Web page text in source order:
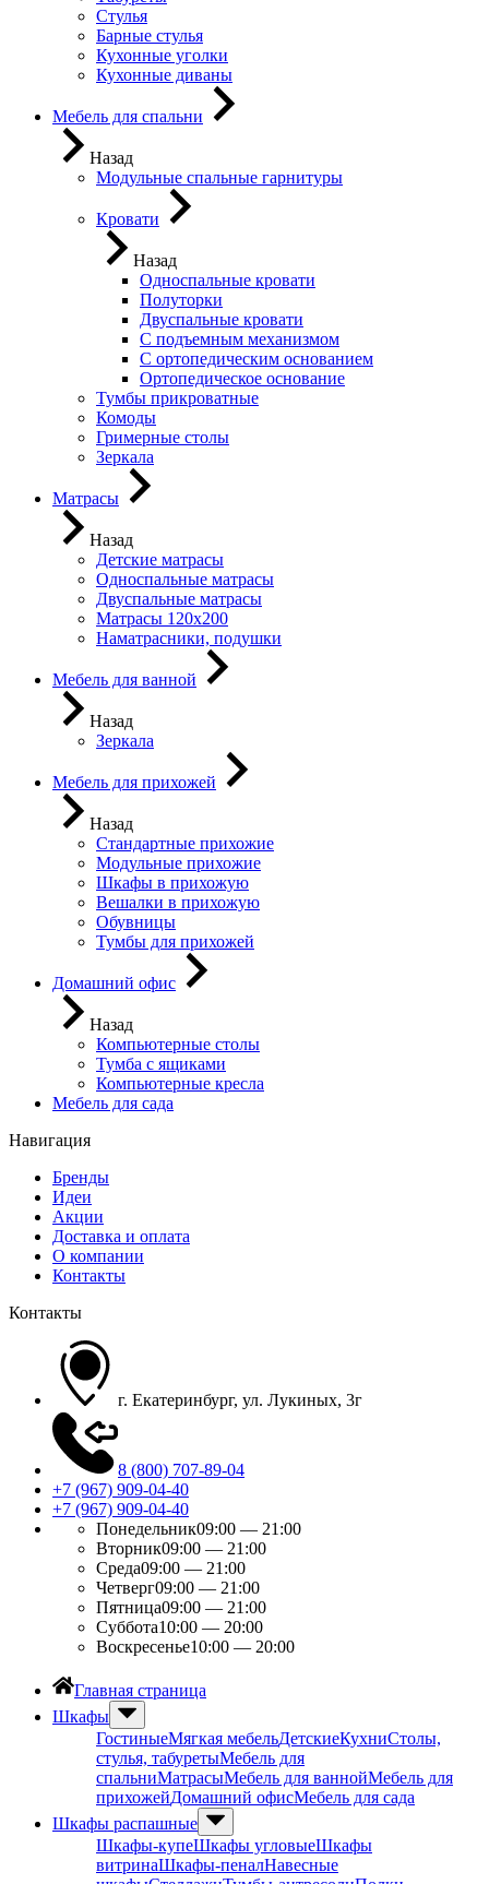
Стулья
Барные стулья
Кухонные уголки
Кухонные диваны
Мебель для спальни
Назад
Модульные спальные гарнитуры
Кровати
Назад
Односпальные кровати
Полуторки
Двуспальные кровати
С подъемным механизмом
С ортопедическим основанием
Ортопедическое основание
Тумбы прикроватные
Комоды
Гримерные столы
Зеркала
Матрасы
Назад
Детские матрасы
Односпальные матрасы
Двуспальные матрасы
Матрасы 120х200
Наматрасники, подушки
Мебель для ванной
Назад
Зеркала
Мебель для прихожей
Назад
Стандартные прихожие
Модульные прихожие
Шкафы в прихожую
Вешалки в прихожую
Обувницы
Тумбы для прихожей
Домашний офис
Назад
Компьютерные столы
Тумба с ящиками
Компьютерные кресла
Мебель для сада
Навигация
Бренды
Идеи
Акции
Доставка и оплата
О компании
Контакты
Контакты
г. Екатеринбург, ул. Лукиных, 3г
8 (800) 707-89-04
+7 (967) 909-04-40
+7 (967) 909-04-40
Понедельник09:00 — 21:00
Вторник09:00 — 21:00
Среда09:00 — 21:00
Четверг09:00 — 21:00
Пятница09:00 — 21:00
Суббота10:00 — 20:00
Воскресенье10:00 — 20:00
Главная страница
Шкафы
ГостиныеМягкая мебельДетскиеКухниСтолы,
стулья, табуретыМебель для
спальниМатрасыМебель для ваннойМебель для
прихожейДомашний офисМебель для сада
Шкафы распашные
Шкафы-купеШкафы угловыеШкафы
витринаШкафы-пеналНавесные